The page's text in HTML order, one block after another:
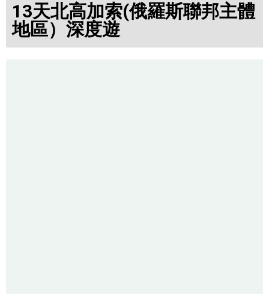
13天北高加索(俄羅斯聯邦主體
地區）深度遊